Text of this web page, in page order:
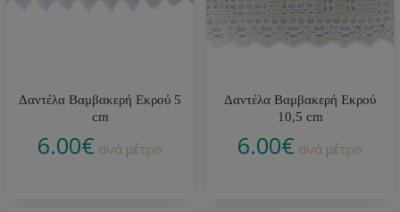
Δαντέλα Βαμβακερή Εκρού 5
cm
6.00€ ανά μέτρο
Δαντέλα Βαμβακερή Εκρού
10,5 cm
6.00€ ανά μέτρο